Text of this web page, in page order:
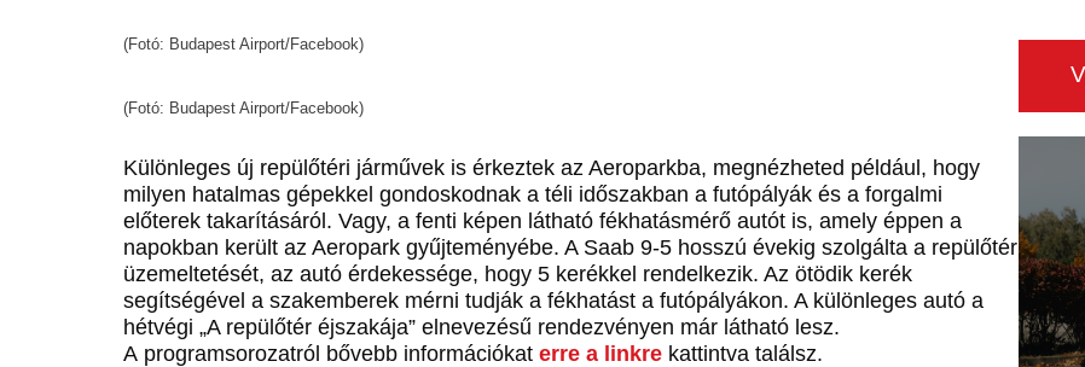
(Fotó: Budapest Airport/Facebook)
(Fotó: Budapest Airport/Facebook)
Különleges új repülőtéri járművek is érkeztek az Aeroparkba, megnézheted például, hogy
milyen hatalmas gépekkel gondoskodnak a téli időszakban a futópályák és a forgalmi
előterek takarításáról. Vagy, a fenti képen látható fékhatásmérő autót is, amely éppen a
napokban került az Aeropark gyűjteményébe. A Saab 9-5 hosszú évekig szolgálta a repülőtér
üzemeltetését, az autó érdekessége, hogy 5 kerékkel rendelkezik. Az ötödik kerék
segítségével a szakemberek mérni tudják a fékhatást a futópályákon. A különleges autó a
hétvégi „A repülőtér éjszakája” elnevezésű rendezvényen már látható lesz.
A programsorozatról bővebb információkat erre a linkre kattintva találsz.